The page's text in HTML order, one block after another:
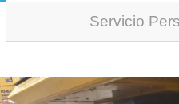
Servicio